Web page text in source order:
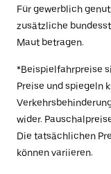
Für gewerblich
zusätzliche
Maut betragen.
*Beispielfahrpreise
Preise und spiegeln
wider.
Die tatsächlichen
können variieren.